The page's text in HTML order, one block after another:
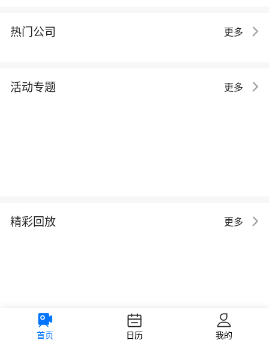
热门公司 更多
活动专题 更多
精彩回放 更多
首页 日历 我的